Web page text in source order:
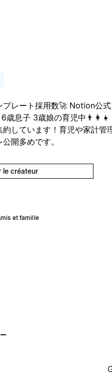
レート採用数🚀 Notion公
歳息子 3歳娘の育児中
しています！育児や家計管
開多めです。
le créateur
et famille